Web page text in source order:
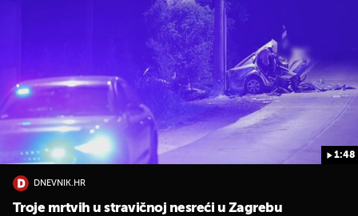
1:48
DNEVNIK.HR
Troje mrtvih u stravičnoj nesreći u Zagrebu